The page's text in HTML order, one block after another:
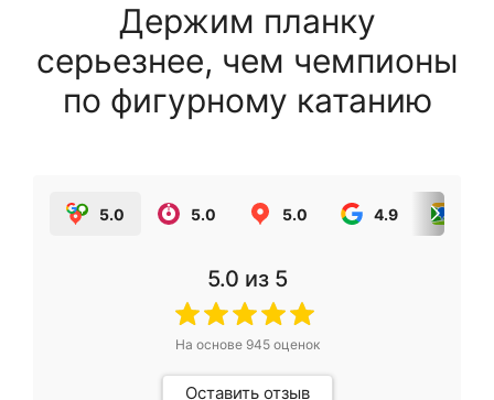
Держим планку
серьезнее, чем чемпионы
по фигурному катанию
5.0 5.0 5.0 4.9
5.0 из 5
На основе 945оценок
Оставить отзыв